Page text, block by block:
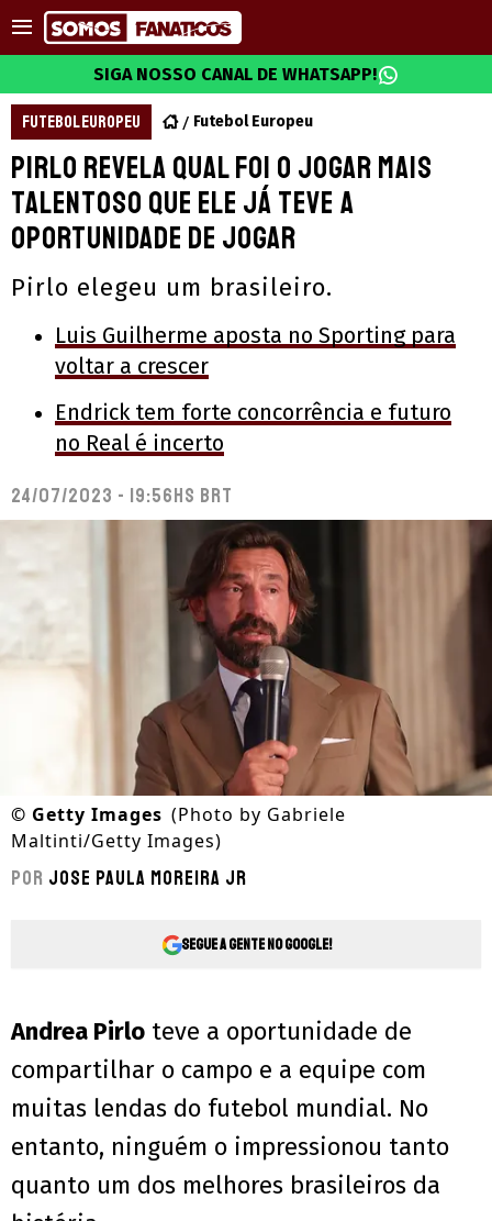
SIGA NOSSO CANAL DE WHATSAPP!
FUTEBOL EUROPEU Futebol Europeu
Pirlo revela qual foi o jogar mais
talentoso que ele já teve a
oportunidade de jogar
Pirlo elegeu um brasileiro.
Luis Guilherme aposta no Sporting para
voltar a crescer
Endrick tem forte concorrência e futuro
no Real é incerto
24/07/2023 - 19:56hs BRT
© Getty Images (Photo by Gabriele
Maltinti/Getty Images)
Por Jose Paula Moreira Jr
Segue a gente no Google!
Andrea Pirlo teve a oportunidade de
compartilhar o campo e a equipe com
muitas lendas do futebol mundial. No
entanto, ninguém o impressionou tanto
quanto um dos melhores brasileiros da